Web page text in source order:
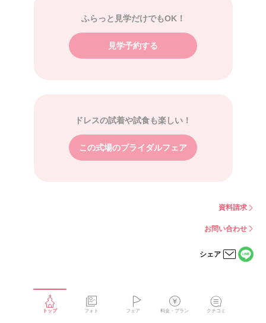
ふらっと見学だけでもOK！
見学予約する
ドレスの試着や試食も楽しい！
この式場のブライダルフェア
資料請求
お問い合わせ
シェア
る
トップ フォト フェア 料金・プラン クチコミ